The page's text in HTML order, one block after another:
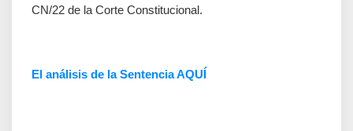
CN/22 de la Corte Constitucional.
El análisis de la Sentencia AQUÍ